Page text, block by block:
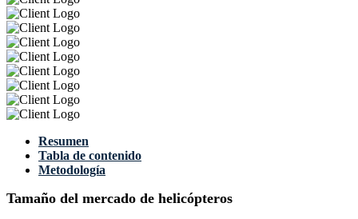
Resumen
Tabla de contenido
Metodología
Tamaño del mercado de helicópteros